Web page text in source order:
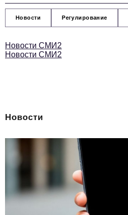
Новости Регулирование
Новости СМИ2
Новости СМИ2
Новости